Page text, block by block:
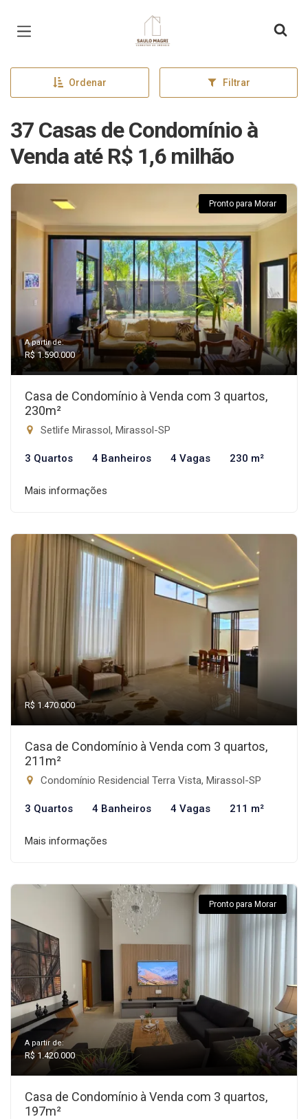
Página inicial
Ordenar Filtrar
37 Casas de Condomínio à
Venda até R$ 1,6 milhão
Pronto para Morar
A partir de:
R$ 1.590.000
Casa de Condomínio à Venda com 3 quartos,
230m²
Setlife Mirassol, Mirassol-SP
3 Quartos 4 Banheiros 4 Vagas 230 m²
Mais informações
R$ 1.470.000
Casa de Condomínio à Venda com 3 quartos,
211m²
Condomínio Residencial Terra Vista, Mirassol-SP
3 Quartos 4 Banheiros 4 Vagas 211 m²
Mais informações
Pronto para Morar
A partir de:
R$ 1.420.000
Casa de Condomínio à Venda com 3 quartos,
197m²